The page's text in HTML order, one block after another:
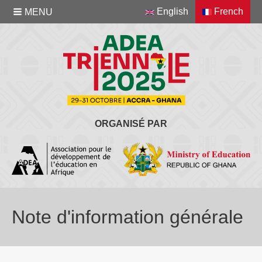
ORGANISÉ PAR
English French
MENU
Note d'information générale